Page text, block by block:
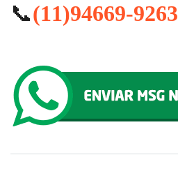
📞(11)94669-9263